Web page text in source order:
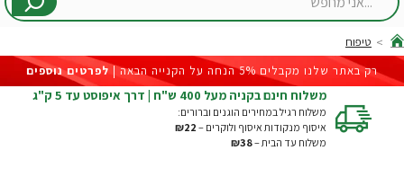
...אני
home
טיפוח
רק באתר שלנו מקבלים 5% הנחה על הקנייה הבאה |
לפרטים נוספים
משלוח חינם בקניה מעל 400 ש"ח | דרך איפוסט עד 5 ק"ג
משלוח רגיל במחירים הוגנים וברורים:
איסוף מנקודות איסוף ולוקרים – ₪22
משלוח עד הבית –₪38